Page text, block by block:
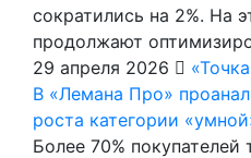
сократились на 2%. На
продолжают
29 апреля 2026
В «Лемана Про»
роста категории
Более 70%